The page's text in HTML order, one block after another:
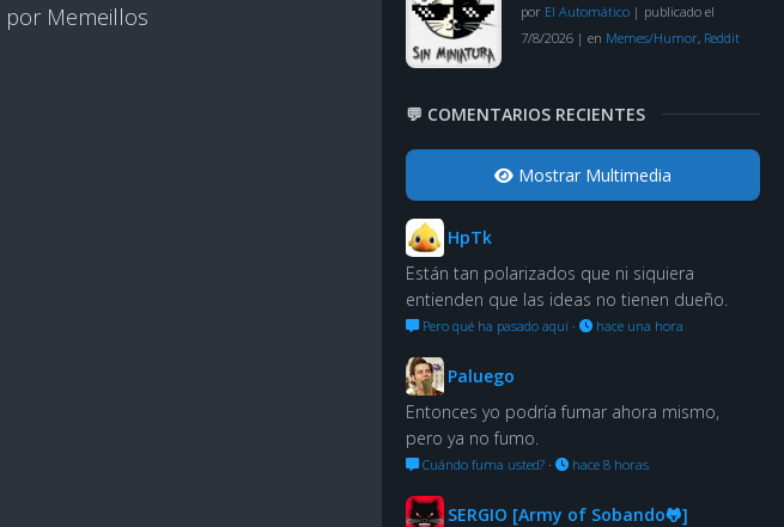
por Memeillos por El Automático | publicado el
7/8/2026 | en Memes/Humor, Reddit
💬 COMENTARIOS RECIENTES
Mostrar Multimedia
HpTk
Están tan polarizados que ni siquiera
entienden que las ideas no tienen dueño.
Pero qué ha pasado aquí · hace una hora
Paluego
Entonces yo podría fumar ahora mismo,
pero ya no fumo.
Cuándo fuma usted? · hace 8 horas
SERGIO [Army of Sobando🐸]